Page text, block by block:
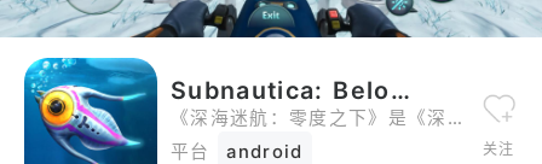
Subnautica: Below Zero
《深海迷航：零度之下》是《深海迷航》系列的最新篇章，这是一款设定在异星海洋星球上的水下生存开放世界游戏。
平台
android 关注